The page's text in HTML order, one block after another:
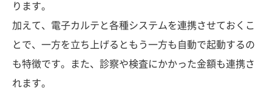
ります。
加えて、電子カルテと各種システムを連携させておくこ
とで、一方を立ち上げるともう一方も自動で起動するの
も特徴です。また、診察や検査にかかった金額も連携さ
れます。